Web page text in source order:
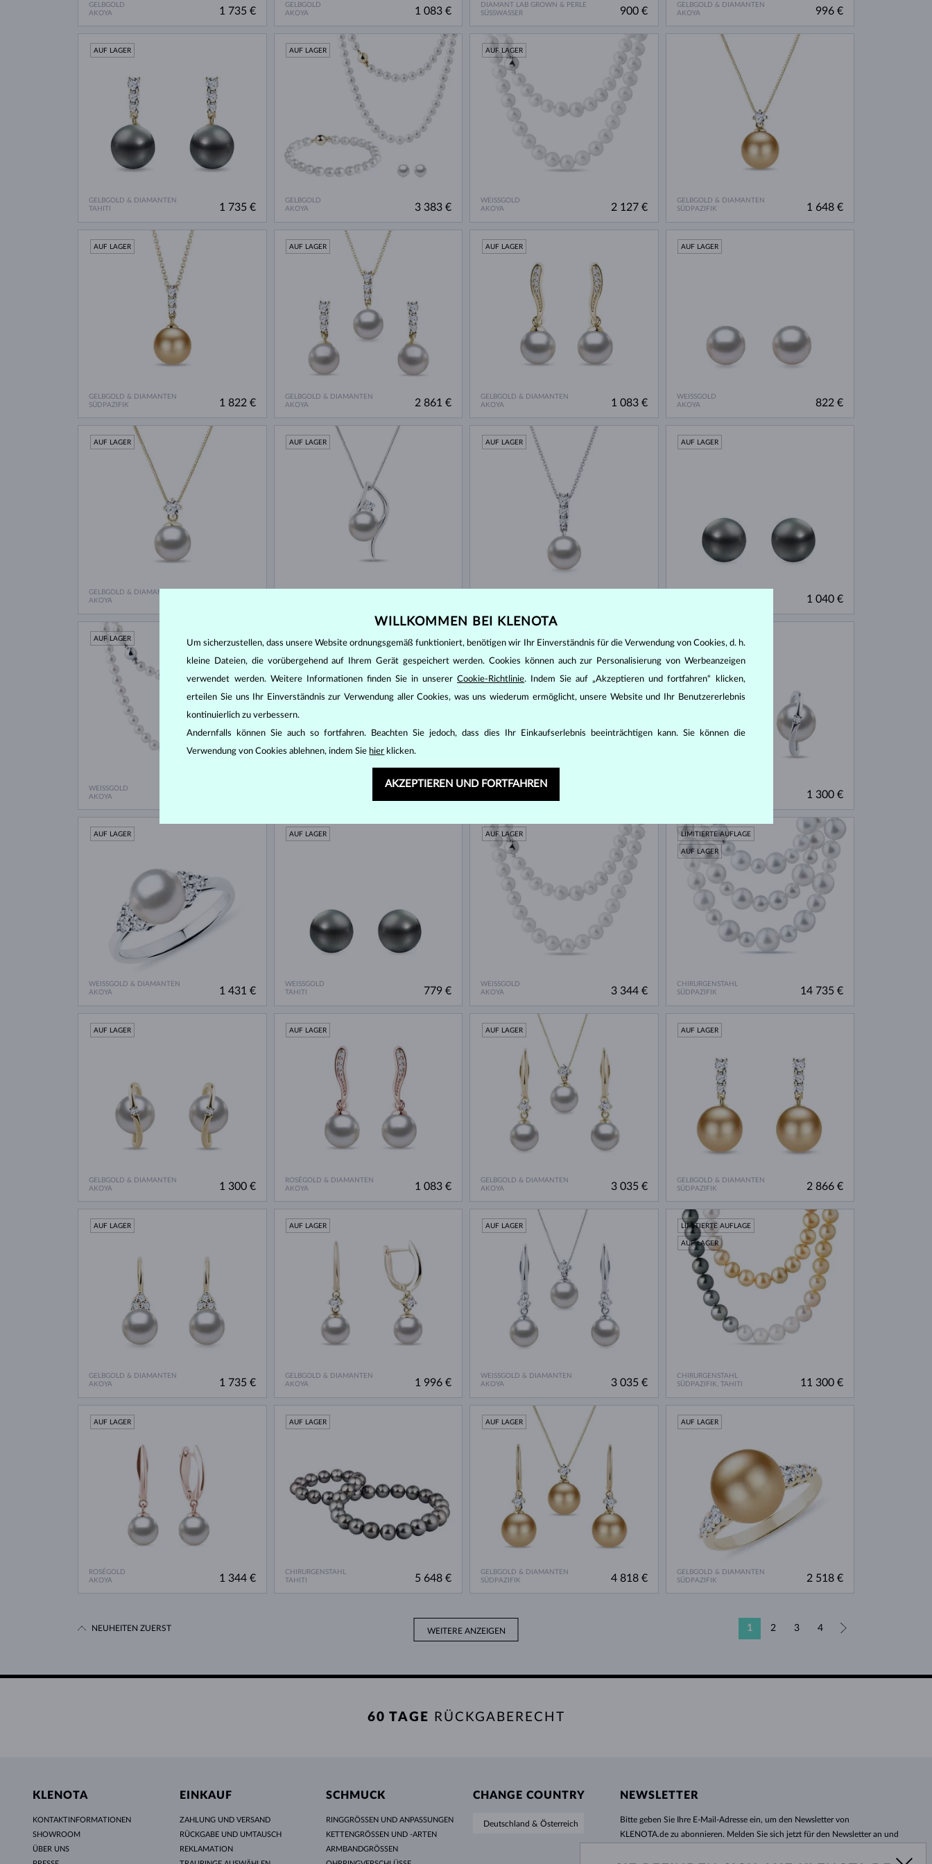
GELBGOLD
AKOYA
1 735 €
GELBGOLD
AKOYA
1 083 €
DIAMANT LAB GROWN & PERLE
SÜSSWASSER
900 €
GELBGOLD & DIAMANTEN
AKOYA
996 €
GELBGOLD & DIAMANTEN
TAHITI
AUF LAGER
1 735 €
GELBGOLD
AKOYA
AUF LAGER
3 383 €
WEISSGOLD
AKOYA
AUF LAGER
2 127 €
GELBGOLD & DIAMANTEN
SÜDPAZIFIK
1 648 €
GELBGOLD & DIAMANTEN
SÜDPAZIFIK
AUF LAGER
1 822 €
GELBGOLD & DIAMANTEN
AKOYA
AUF LAGER
2 861 €
GELBGOLD & DIAMANTEN
AKOYA
AUF LAGER
1 083 €
WEISSGOLD
AKOYA
AUF LAGER
822 €
GELBGOLD & DIAMANTEN
AKOYA
AUF LAGER AUF LAGER AUF LAGER AUF LAGER
1 040 €
WEISSGOLD
AKOYA
AUF LAGER AUF LAGER
CHIRURGENSTAHL
LIMITIERTE AUFLAGE
AUF LAGER
AUF LAGER
1 300 €
WEISSGOLD & DIAMANTEN
AKOYA
AUF LAGER
1 431 €
WEISSGOLD
TAHITI
AUF LAGER
779 €
WEISSGOLD
AKOYA
AUF LAGER
3 344 €
CHIRURGENSTAHL
SÜDPAZIFIK
LIMITIERTE AUFLAGE
AUF LAGER
14 735 €
GELBGOLD & DIAMANTEN
AKOYA
AUF LAGER
1 300 €
ROSÉGOLD & DIAMANTEN
AKOYA
AUF LAGER
1 083 €
GELBGOLD & DIAMANTEN
AKOYA
AUF LAGER
3 035 €
GELBGOLD & DIAMANTEN
SÜDPAZIFIK
AUF LAGER
2 866 €
GELBGOLD & DIAMANTEN
AKOYA
AUF LAGER
1 735 €
GELBGOLD & DIAMANTEN
AKOYA
AUF LAGER
1 996 €
WEISSGOLD & DIAMANTEN
AKOYA
AUF LAGER
3 035 €
CHIRURGENSTAHL
SÜDPAZIFIK, TAHITI
LIMITIERTE AUFLAGE
AUF LAGER
11 300 €
ROSÉGOLD
AKOYA
AUF LAGER
1 344 €
CHIRURGENSTAHL
TAHITI
AUF LAGER
5 648 €
GELBGOLD & DIAMANTEN
SÜDPAZIFIK
AUF LAGER
4 818 €
GELBGOLD & DIAMANTEN
SÜDPAZIFIK
AUF LAGER
2 518 €
WEITERE ANZEIGEN 1 2 3 4
NEUHEITEN ZUERST
60 TAGE RÜCKGABERECHT
KLENOTA
KONTAKTINFORMATIONEN
SHOWROOM
ÜBER UNS
EINKAUF
ZAHLUNG UND VERSAND
RÜCKGABE UND UMTAUSCH
REKLAMATION
SCHMUCK
RINGGRÖSSEN UND ANPASSUNGEN
KETTENGRÖSSEN UND -ARTEN
ARMBANDGRÖSSEN
CHANGE COUNTRY
Deutschland & Österreich
NEWSLETTER
Bitte geben Sie Ihre E-Mail-Adresse ein, um den Newsletter von
KLENOTA.de zu abonnieren. Melden Sie sich jetzt für den Newsletter an und
WILLKOMMEN BEI KLENOTA
Um sicherzustellen, dass unsere Website ordnungsgemäß funktioniert, benötigen wir Ihr Einverständnis für die Verwendung von Cookies, d. h.
kleine Dateien, die vorübergehend auf Ihrem Gerät gespeichert werden. Cookies können auch zur Personalisierung von Werbeanzeigen
verwendet werden. Weitere Informationen finden Sie in unsererCookie-Richtlinie. Indem Sie auf „Akzeptieren und fortfahren“ klicken,
erteilen Sie uns Ihr Einverständnis zur Verwendung aller Cookies, was uns wiederum ermöglicht, unsere Website und Ihr Benutzererlebnis
kontinuierlich zu verbessern.
Andernfalls können Sie auch so fortfahren. Beachten Sie jedoch, dass dies Ihr Einkaufserlebnis beeinträchtigen kann. Sie können die
Verwendung von Cookies ablehnen, indem Sie hier klicken.
AKZEPTIEREN UND FORTFAHREN